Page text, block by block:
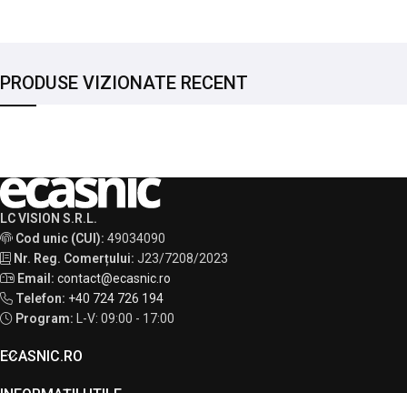
PRODUSE VIZIONATE RECENT
LC VISION S.R.L.
Cod unic (CUI): 49034090
Nr. Reg. Comerțului: J23/7208/2023
Email: contact@ecasnic.ro
Telefon: +40 724 726 194
Program:
L-V: 09:00 - 17:00
ECASNIC.RO